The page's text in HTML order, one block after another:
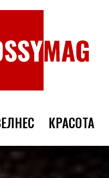
КРАСОТА